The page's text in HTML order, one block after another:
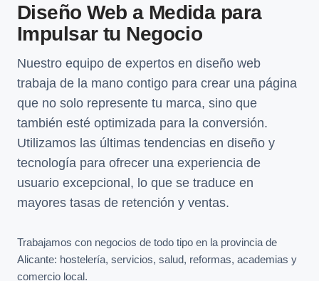
Diseño Web a Medida para
Impulsar tu Negocio
Nuestro equipo de expertos en diseño web
trabaja de la mano contigo para crear una página
que no solo represente tu marca, sino que
también esté optimizada para la conversión.
Utilizamos las últimas tendencias en diseño y
tecnología para ofrecer una experiencia de
usuario excepcional, lo que se traduce en
mayores tasas de retención y ventas.
Trabajamos con negocios de todo tipo en la provincia de
Alicante: hostelería, servicios, salud, reformas, academias y
comercio local.